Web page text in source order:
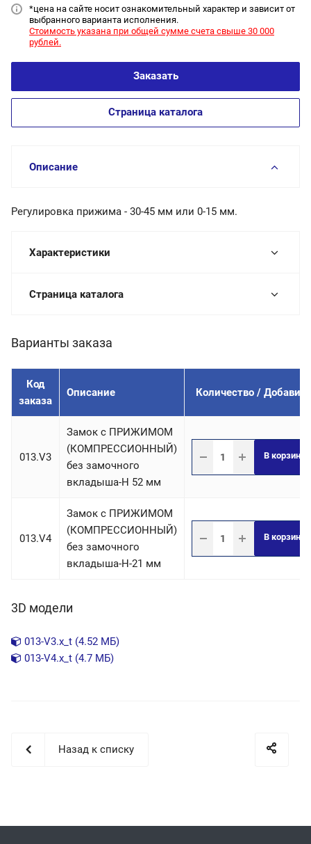
*цена на сайте носит ознакомительный характер и зависит от
выбранного варианта исполнения.
Стоимость указана при общей сумме счета свыше 30 000
рублей.
Заказать
Страница каталога
Описание
Регулировка прижима - 30-45 мм или 0-15 мм.
Характеристики
Страница каталога
Варианты заказа
Код
заказа
Описание Количество / Добавить
013.V3
Замок с ПРИЖИМОМ
(КОМПРЕССИОННЫЙ)
без замочного
вкладыша-H 52 мм
В корзину
013.V4
Замок с ПРИЖИМОМ
(КОМПРЕССИОННЫЙ)
без замочного
вкладыша-H-21 мм
В корзину
3D модели
013-V3.x_t (4.52 МБ)
013-V4.x_t (4.7 МБ)
Назад к списку